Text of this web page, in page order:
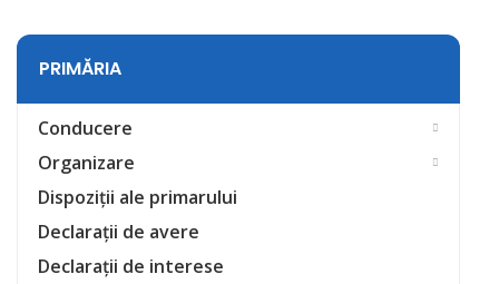
PRIMĂRIA
Conducere
Organizare
Dispoziții ale primarului
Declarații de avere
Declarații de interese